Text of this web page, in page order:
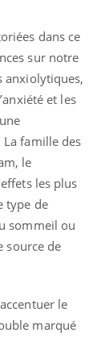
dans ce
sur notre
anxiolytiques,
et les
famille des
le
les plus
type de
sommeil ou
source de
le
marqué